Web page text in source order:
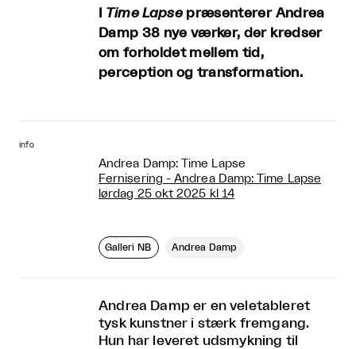
Time Lapsepræsenterer Andrea
Damp 38 nye værker, der kredser
om forholdet mellem tid,
perception og transformation.
info
Andrea Damp: Time Lapse
Fernisering - Andrea Damp: Time Lapse
lørdag 25 okt 2025 kl 14
Galleri NB Andrea Damp
Andrea Damp er en veletableret
tysk kunstner i stærk fremgang.
Hun har leveret udsmykning til